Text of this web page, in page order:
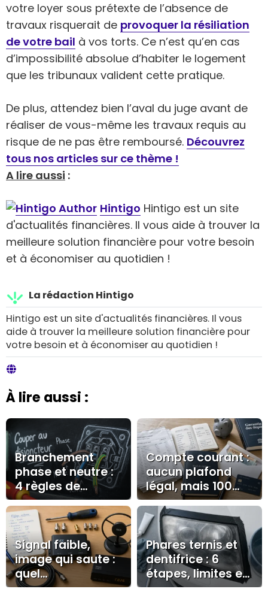
votre loyer sous prétexte de l’absence de
travaux risquerait de provoquer la résiliation
de votre bail à vos torts. Ce n’est qu’en cas
d’impossibilité absolue d’habiter le logement
que les tribunaux valident cette pratique.
De plus, attendez bien l’aval du juge avant de
réaliser de vous-même les travaux requis au
risque de ne pas être remboursé. Découvrez
tous nos articles sur ce thème !
A lire aussi :
Hintigo Hintigo est un site
d'actualités financières. Il vous aide à trouver la
meilleure solution financière pour votre besoin
et à économiser au quotidien !
La rédaction Hintigo
Hintigo est un site d'actualités financières. Il vous
aide à trouver la meilleure solution financière pour
votre besoin et à économiser au quotidien !
À lire aussi :
Branchement
phase et neutre :
4 règles de
sécurité pour une
installation
conforme
Compte courant :
aucun plafond
légal, mais 100
000 € à surveiller
Signal faible,
image qui saute :
quel
amplificateur
Phares ternis et
dentifrice : 6
étapes, limites et
bons gestes